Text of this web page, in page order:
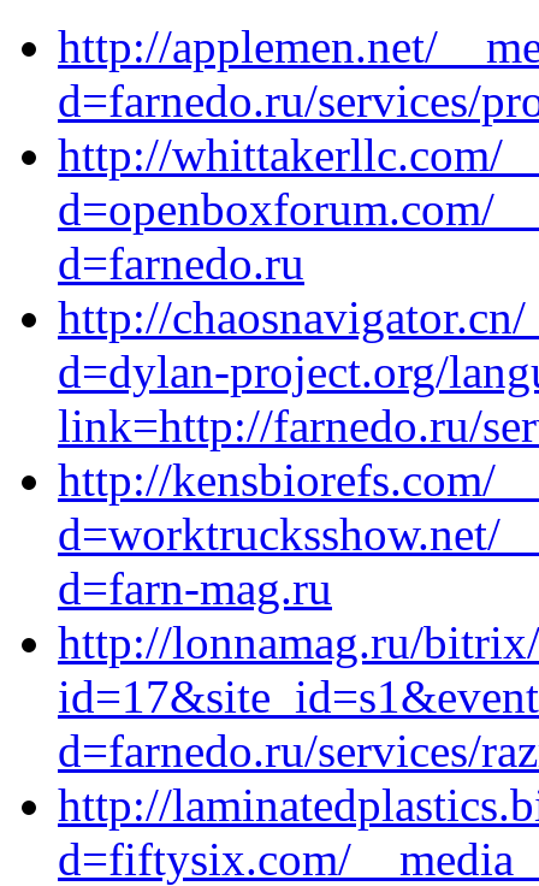
http://applemen.net/
d=farnedo.ru/services/
http://whittakerllc.com/
d=openboxforum.com/
d=farnedo.ru
http://
d=dylan-project.org/
link=http://farnedo.ru/
http://kensbiorefs.com/
d=worktrucksshow.net/
d=farn-mag.ru
http://lonnamag.ru/
d=farnedo.ru/services/
http://
d=fiftysix.com/